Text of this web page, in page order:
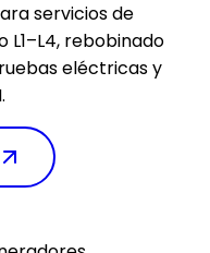
servicios de
rebobinado
eléctricas y